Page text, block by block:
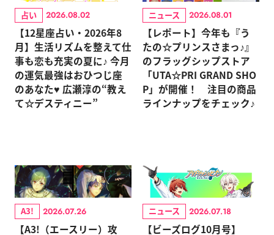
占い 2026.08.02
【12星座占い・2026年8
月】生活リズムを整えて仕
事も恋も充実の夏に♪ 今月
の運気最強はおひつじ座
のあなた♥ 広瀬淳の“教え
て☆デスティニー”
ニュース 2026.08.01
【レポート】今年も『う
たの☆プリンスさまっ♪』
のフラッグシップストア
「UTA☆PRI GRAND SHO
P」が開催！ 注目の商品
ラインナップをチェック♪
A3! 2026.07.26
【A3!（エースリー）攻
ニュース 2026.07.18
【ビーズログ10月号】